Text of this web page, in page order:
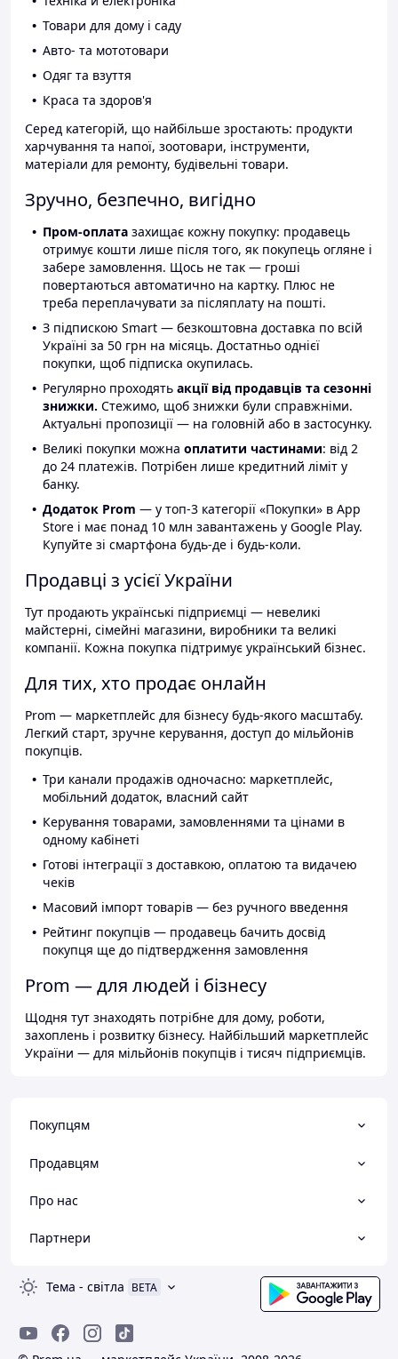
Товари для дому і саду
Авто- та мототовари
Одяг та взуття
Краса та здоров'я
Серед категорій, що найбільше зростають: продукти
харчування та напої, зоотовари, інструменти,
матеріали для ремонту, будівельні товари.
Зручно, безпечно, вигідно
Пром-оплата захищає кожну покупку: продавець
отримує кошти лише після того, як покупець огляне і
забере замовлення. Щось не так — гроші
повертаються автоматично на картку. Плюс не
треба переплачувати за післяплату на пошті.
З підпискою Smart — безкоштовна доставка по всій
Україні за 50 грн на місяць. Достатньо однієї
покупки, щоб підписка окупилась.
Регулярно проходять акції від продавців та сезонні
знижки. Стежимо, щоб знижки були справжніми.
Актуальні пропозиції — на головній або в застосунку.
Великі покупки можна оплатити частинами: від 2
до 24 платежів. Потрібен лише кредитний ліміт у
банку.
Додаток Prom — у топ-3 категорії «Покупки» в App
Store і має понад 10 млн завантажень у Google Play.
Купуйте зі смартфона будь-де і будь-коли.
Продавці з усієї України
Тут продають українські підприємці — невеликі
майстерні, сімейні магазини, виробники та великі
компанії. Кожна покупка підтримує український бізнес.
Для тих, хто продає онлайн
Prom — маркетплейс для бізнесу будь-якого масштабу.
Легкий старт, зручне керування, доступ до мільйонів
покупців.
Три канали продажів одночасно: маркетплейс,
мобільний додаток, власний сайт
Керування товарами, замовленнями та цінами в
одному кабінеті
Готові інтеграції з доставкою, оплатою та видачею
чеків
Масовий імпорт товарів — без ручного введення
Рейтинг покупців — продавець бачить досвід
покупця ще до підтвердження замовлення
Prom — для людей і бізнесу
Щодня тут знаходять потрібне для дому, роботи,
захоплень і розвитку бізнесу. Найбільший маркетплейс
України — для мільйонів покупців і тисяч підприємців.
Покупцям
Продавцям
Про нас
Партнери
Тема - світла BETA